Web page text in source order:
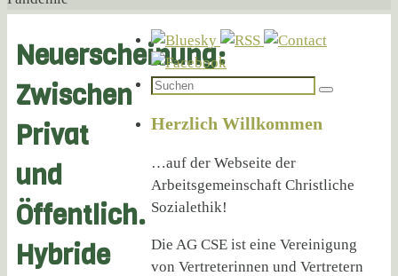
Neuerscheinung:
Zwischen
Privat
und
Öffentlich.
Hybride
Suchen
Suchen
Herzlich Willkommen
…auf der Webseite der
Arbeitsgemeinschaft Christliche
Sozialethik!
Die AG CSE ist eine Vereinigung
von Vertreterinnen und Vertretern